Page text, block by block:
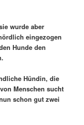
wurde aber
eingezogen
Hunde den
Hündin, die
Menschen sucht
schon gut zwei